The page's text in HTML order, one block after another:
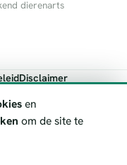
dierenarts
Disclaimer
informatie ter oriëntatie.
altijd de actuele
en
om de site te